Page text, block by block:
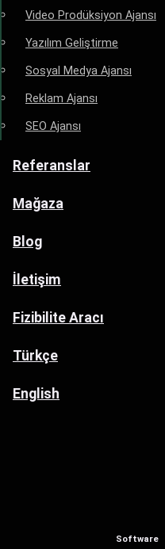
Video Prodüksiyon Ajansı
Yazılım Geliştirme
Sosyal Medya Ajansı
Reklam Ajansı
SEO Ajansı
Referanslar
Mağaza
Blog
İletişim
Fizibilite Aracı
Türkçe
English
Software